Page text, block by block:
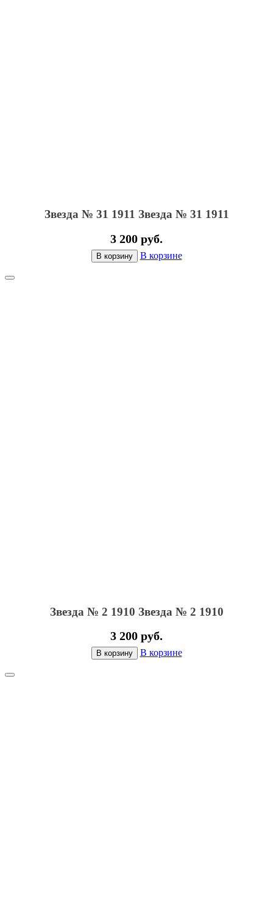
Звезда № 31 1911 Звезда № 31 1911
3 200 руб.
В корзину В корзине
Звезда № 2 1910 Звезда № 2 1910
3 200 руб.
В корзину В корзине